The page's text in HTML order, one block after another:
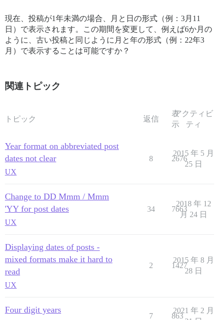
現在、投稿が1年未満の場合、月と日の形式（例：3月11
日）で表示されます。この期間を変更して、例えば6か月の
ように、古い投稿と同じように月と年の形式（例：22年3
月）で表示することは可能ですか？
関連トピック
トピック 返信
表
示
アクティビ
ティ
Year format on abbreviated post
dates not clear
UX
8 2676
2015 年 5 月
25 日
Change to DD Mmm / Mmm
'YY for post dates
UX
34 7663
2018 年 12
月 24 日
Displaying dates of posts -
mixed formats make it hard to
read
UX
2 1427
2015 年 8 月
28 日
Four digit years
7 863
2021 年 2 月